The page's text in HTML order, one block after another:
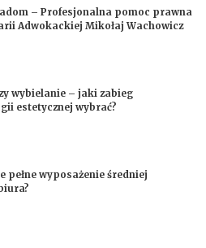
– Profesjonalna pomoc prawna
Adwokackiej Mikołaj Wachowicz
wybielanie – jaki zabieg
estetycznej wybrać?
pełne wyposażenie średniej